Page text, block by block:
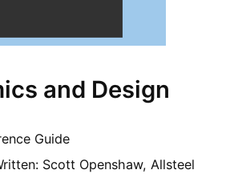
and Design
Guide
Scott Openshaw, Allsteel